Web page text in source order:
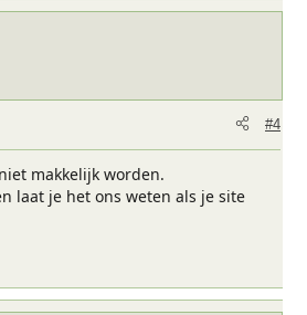
#4
makkelijk worden.
laat je het ons weten als je site